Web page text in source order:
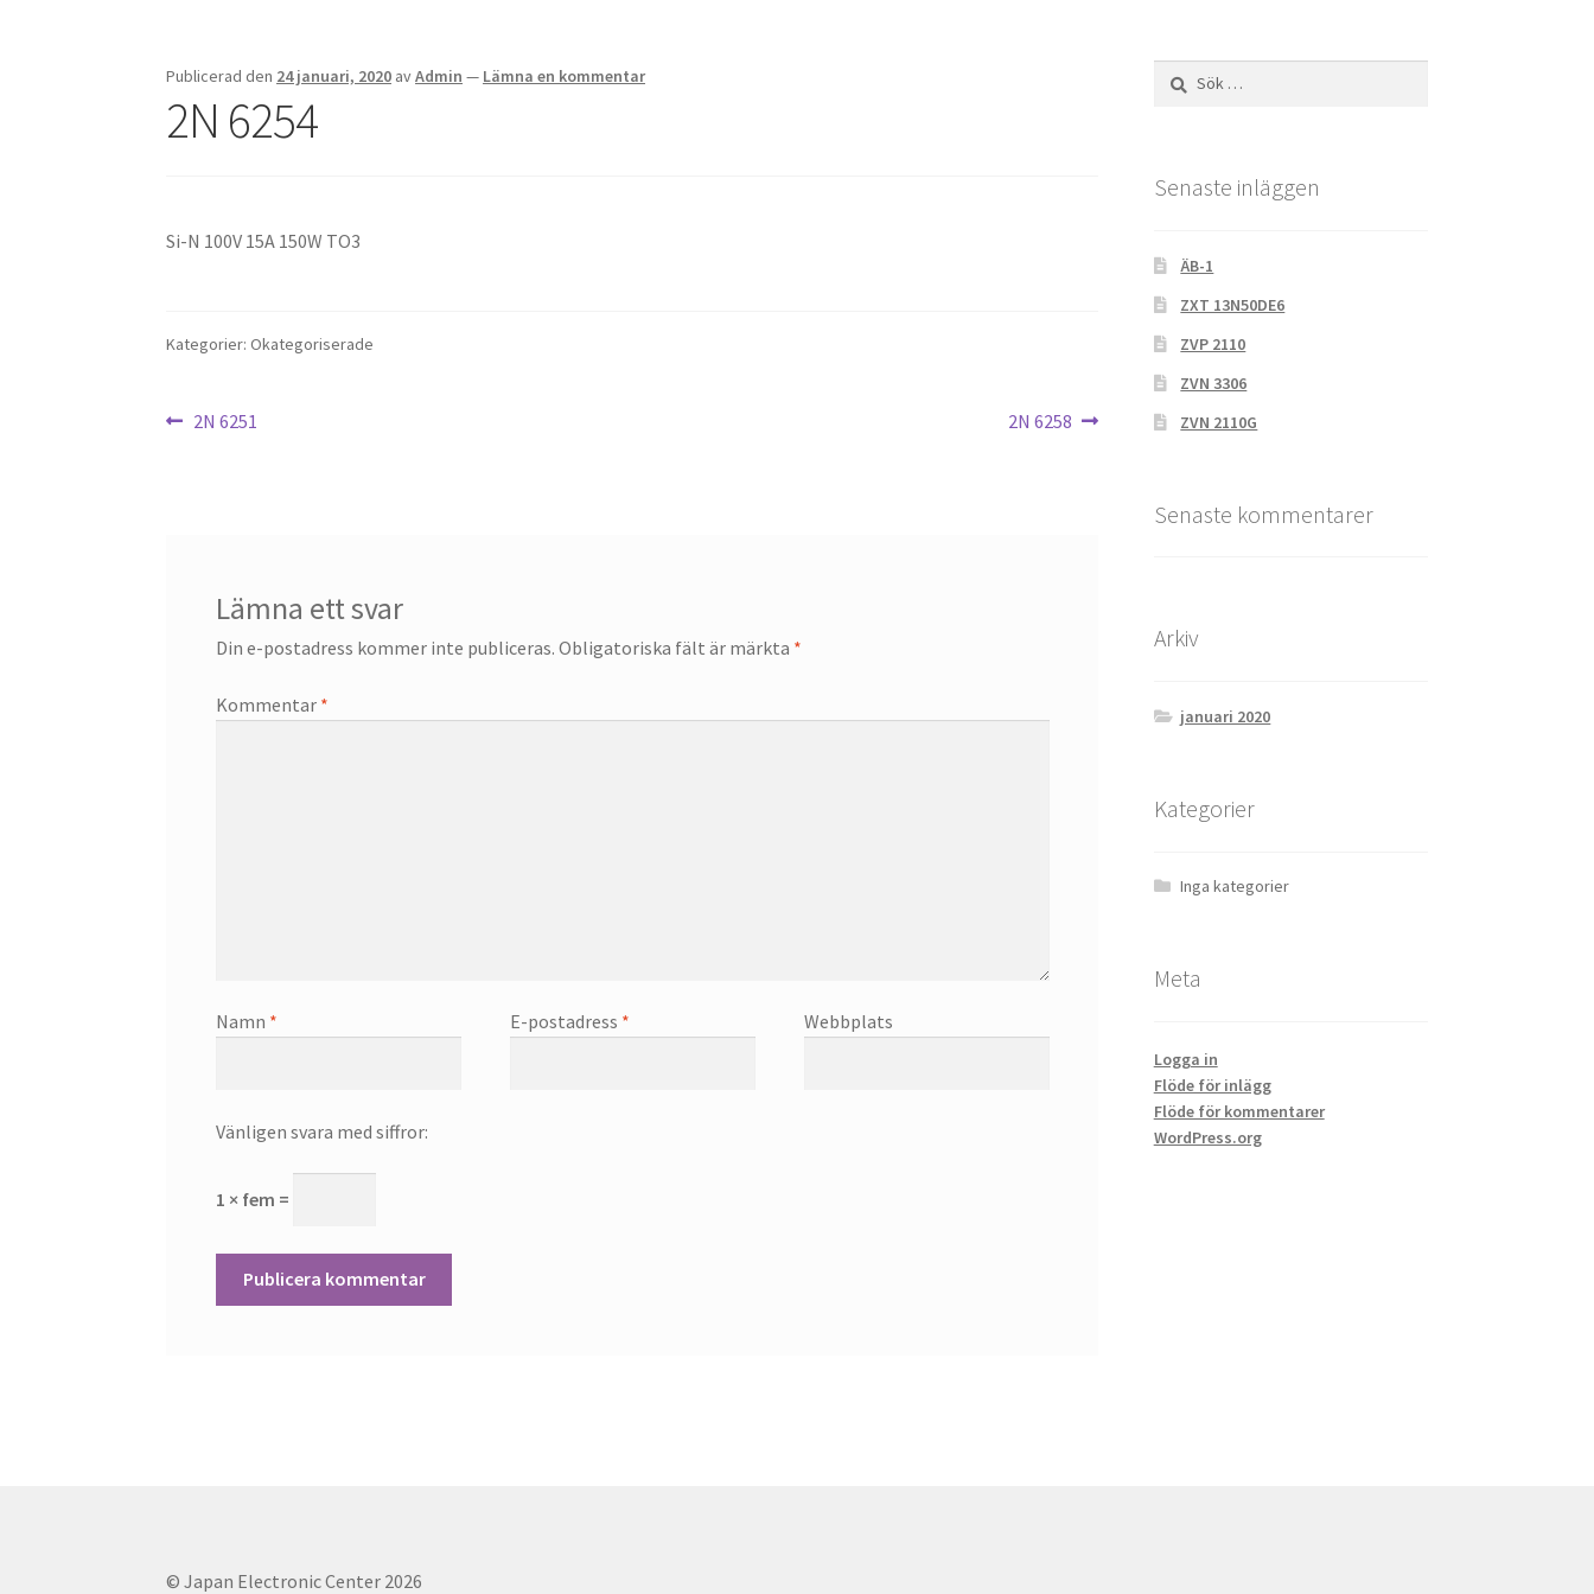
Publicerad den 24 januari, 2020 avAdmin — Lämna en kommentar
2N 6254
Si-N 100V 15A 150W TO3
Kategorier: Okategoriserade
Inläggsnavigering
Föregående
2N 6251
Nästa
2N 6258
Lämna ett svar
Din e-postadress kommer inte publiceras. Obligatoriska fält är märkta *
Kommentar *
Namn * E-postadress * Webbplats
Vänligen svara med siffror:
1 × fem =
Sök
efter:
Senaste inläggen
ÄB-1
ZXT 13N50DE6
ZVP 2110
ZVN 3306
ZVN 2110G
Senaste kommentarer
Arkiv
januari 2020
Kategorier
Inga kategorier
Meta
Logga in
Flöde för inlägg
Flöde för kommentarer
WordPress.org
© Japan Electronic Center 2026